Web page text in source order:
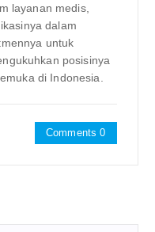
layanan medis,
dalam
untuk
posisinya
di Indonesia.
Comments 0